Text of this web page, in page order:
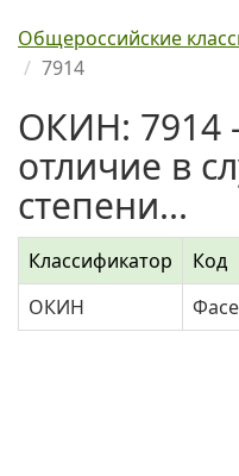
Общероссийские
7914
ОКИН: 7914
отличие в
степени...
Классификатор Код
ОКИН